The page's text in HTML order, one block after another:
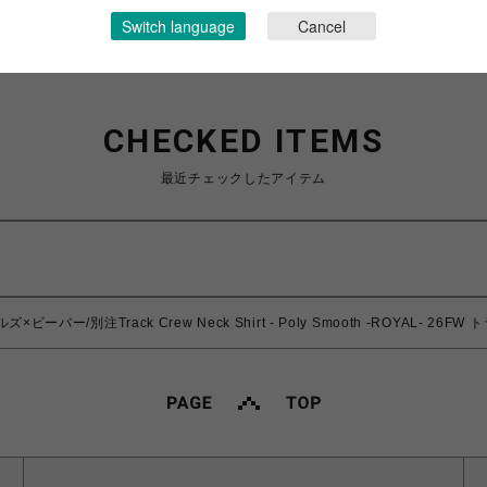
CHECKED ITEMS
最近チェックしたアイテム
ズ×ビーバー/別注Track Crew Neck Shirt - Poly Smooth -ROYAL- 26FW ト
Switch language Cancel